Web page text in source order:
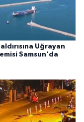
Uğrayan
Samsun'da